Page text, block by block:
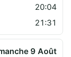
20:04
21:31
9 Août